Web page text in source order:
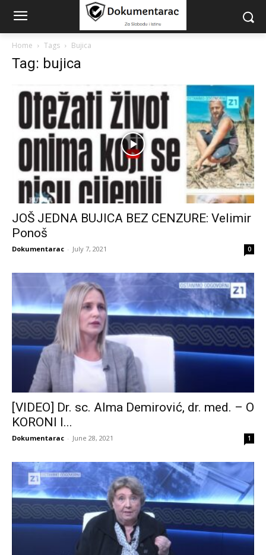
Home Tags Bujica
Tag: bujica
JOŠ JEDNA BUJICA BEZ CENZURE: Velimir
Ponoš
Dokumentarac - July 7, 2021 0
[VIDEO] Dr. sc. Alma Demirović, dr. med. – O
KORONI I...
Dokumentarac - June 28, 2021 1